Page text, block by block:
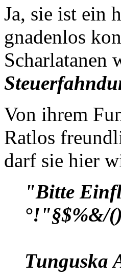
Ja, sie ist ein
gnadenlos
Scharlatanen
Von ihrem
Ratlos
darf sie hier
"Bitte
°!"§$%&/
Tunguska